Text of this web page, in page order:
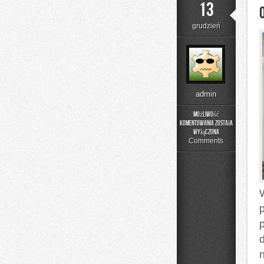
13
grudzień
admin
Możliwość
komentowania
Oczyszczarka
została
wyłączona
Comments